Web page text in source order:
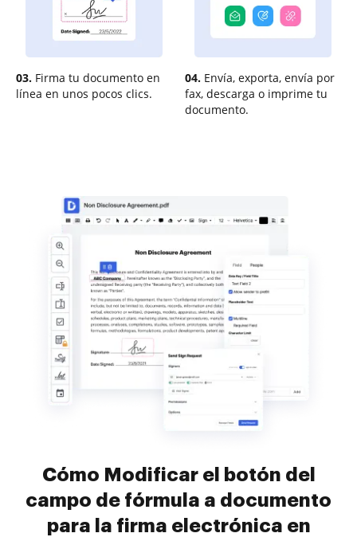
03. Firma tu documento en
línea en unos pocos clics.
04. Envía, exporta, envía por
fax, descarga o imprime tu
documento.
Cómo Modificar el botón del
campo de fórmula a documento
para la firma electrónica en